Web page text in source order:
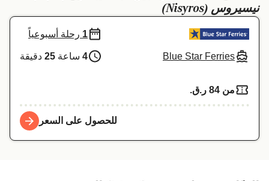
Norge
Indonesia
Maroc (FR)
نيسيروس (Nisyros)
Blue Star Ferries
1 رحلة أسبوعياً
4 ساعة 25 دقيقة
من 84 ر.ق.‏
للحصول على السعر